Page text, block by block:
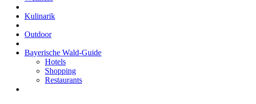
Kulinarik
Outdoor
Bayerische Wald-Guide
Hotels
Shopping
Restaurants